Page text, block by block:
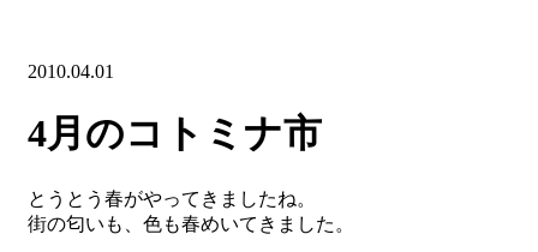
2010.04.01
4月のコトミナ市
とうとう春がやってきましたね。
街の匂いも、色も春めいてきました。